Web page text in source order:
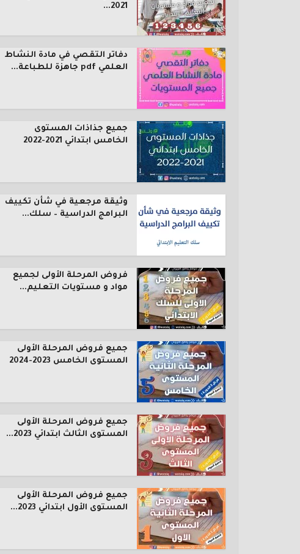
2021...
دفاتر التقصي في مادة النشاط
العلمي pdf جاهزة للطباعة...
جميع جذاذات المستوى
الخامس ابتدائي 2021-2022
وثيقة مرجعية في شأن تكييف
البرامج الدراسية – سلك...
فروض المرحلة الأولى لجميع
مواد و مستويات التعليم...
جميع فروض المرحلة الأولى
المستوى الخامس 2023-2024
جميع فروض المرحلة الأولى
المستوى الثالث ابتدائي 2023...
جميع فروض المرحلة الأولى
المستوى الأول ابتدائي 2023...